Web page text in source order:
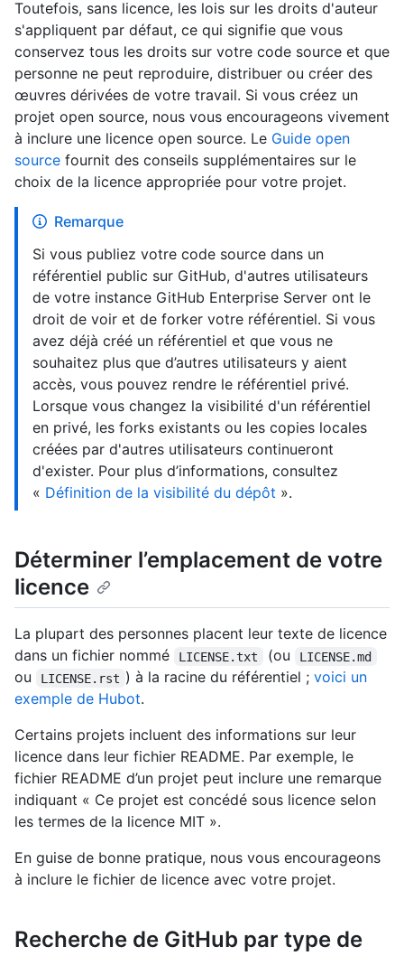
Toutefois, sans licence, les lois sur les droits d'auteur
s'appliquent par défaut, ce qui signifie que vous
conservez tous les droits sur votre code source et que
personne ne peut reproduire, distribuer ou créer des
œuvres dérivées de votre travail. Si vous créez un
projet open source, nous vous encourageons vivement
à inclure une licence open source. Le Guide open
source fournit des conseils supplémentaires sur le
choix de la licence appropriée pour votre projet.
Remarque
Si vous publiez votre code source dans un
référentiel public sur GitHub, d'autres utilisateurs
de votre instance GitHub Enterprise Server ont le
droit de voir et de forker votre référentiel. Si vous
avez déjà créé un référentiel et que vous ne
souhaitez plus que d’autres utilisateurs y aient
accès, vous pouvez rendre le référentiel privé.
Lorsque vous changez la visibilité d'un référentiel
en privé, les forks existants ou les copies locales
créées par d'autres utilisateurs continueront
d'exister. Pour plus d’informations, consultez
« Définition de la visibilité du dépôt ».
Déterminer l’emplacement de votre
licence
La plupart des personnes placent leur texte de licence
dans un fichier nommé
LICENSE.txt (ou LICENSE.md
ou LICENSE.rst ) à la racine du référentiel ; voici un
exemple de Hubot.
Certains projets incluent des informations sur leur
licence dans leur fichier README. Par exemple, le
fichier README d’un projet peut inclure une remarque
indiquant « Ce projet est concédé sous licence selon
les termes de la licence MIT ».
En guise de bonne pratique, nous vous encourageons
à inclure le fichier de licence avec votre projet.
Recherche de GitHub par type de